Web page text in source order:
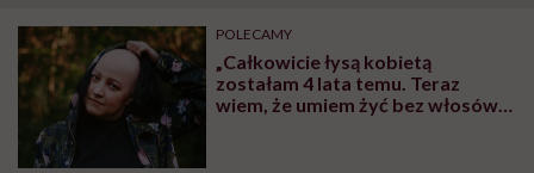
może chyba tylko
głupota i brak
wyobraźni"
pracy
POLECAMY
„Całkowicie łysą kobietą
zostałam 4 lata temu. Teraz
wiem, że umiem żyć bez włosów”